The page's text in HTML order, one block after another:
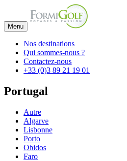
Menu
Nos destinations
Qui sommes-nous ?
Contactez-nous
+33 (0)3 89 21 19 01
Portugal
Autre
Algarve
Lisbonne
Porto
Obidos
Faro